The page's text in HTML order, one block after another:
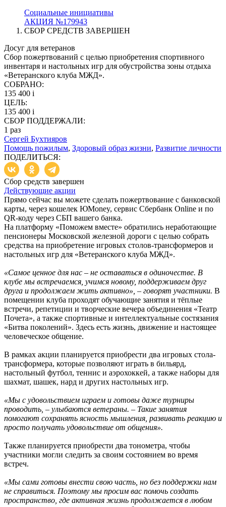
Социальные инициативы
АКЦИЯ №179943
СБОР СРЕДСТВ ЗАВЕРШЕН
Досуг для ветеранов
Сбор пожертвований с целью приобретения спортивного
инвентаря и настольных игр для обустройства зоны отдыха
«Ветеранского клуба МЖД».
СОБРАНО:
135 400 i
ЦЕЛЬ:
135 400 i
СБОР ПОДДЕРЖАЛИ:
1 раз
Сергей Бухтияров
Помощь пожилым, Здоровый образ жизни, Развитие личности
ПОДЕЛИТЬСЯ:
Сбор средств завершен
Действующие акции
Прямо сейчас вы можете сделать пожертвование с банковской
карты, через кошелек ЮMoney, сервис Сбербанк Online и по
QR-коду через СБП вашего банка.
На платформу «Поможем вместе» обратились неработающие
пенсионеры Московской железной дороги с целью собрать
средства на приобретение игровых столов-трансформеров и
настольных игр для «Ветеранского клуба МЖД».
«Самое ценное для нас – не оставаться в одиночестве. В
клубе мы встречаемся, учимся новому, поддерживаем друг
друга и продолжаем жить активно», – говорят участники. В
помещении клуба проходят обучающие занятия и тёплые
встречи, репетиции и творческие вечера объединения «Театр
Почета», а также спортивные и интеллектуальные состязания
«Битва поколений». Здесь есть жизнь, движение и настоящее
человеческое общение.
В рамках акции планируется приобрести два игровых стола-
трансформера, которые позволяют играть в бильярд,
настольный футбол, теннис и аэрохоккей, а также наборы для
шахмат, шашек, нард и других настольных игр.
«Мы с удовольствием играем и готовы даже турниры
проводить, – улыбаются ветераны. – Такие занятия
помогают сохранять ясность мышления, развивать реакцию и
просто получать удовольствие от общения».
Также планируется приобрести два тонометра, чтобы
участники могли следить за своим состоянием во время
встреч.
«Мы сами готовы внести свою часть, но без поддержки нам
не справиться. Поэтому мы просим вас помочь создать
пространство, где активная жизнь продолжается в любом